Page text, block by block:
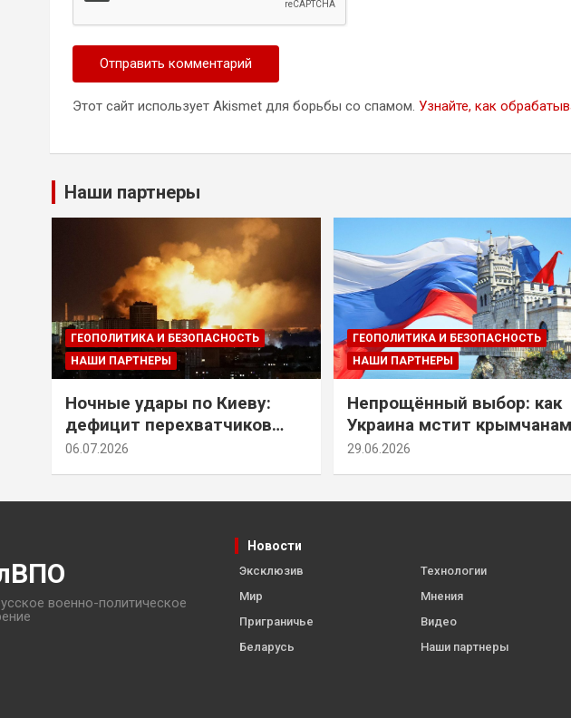
Этот сайт использует Akismet для борьбы со спамом. Узнайте, как
Наши партнеры
ГЕОПОЛИТИКА И БЕЗОПАСНОСТЬ
НАШИ ПАРТНЕРЫ
Ночные удары по Киеву:
дефицит перехватчиков
Patriot и оборонительные
06.07.2026
ГЕОПОЛИТИКА И БЕЗОПАСНОСТЬ
НАШИ ПАРТНЕРЫ
Непрощённый выбор: как
Украина мстит крымчанам
за их историческое
29.06.2026
военно-политическое
Новости
Эксклюзив
Мир
Приграничье
Беларусь
Технологии
Мнения
Видео
Наши партнеры